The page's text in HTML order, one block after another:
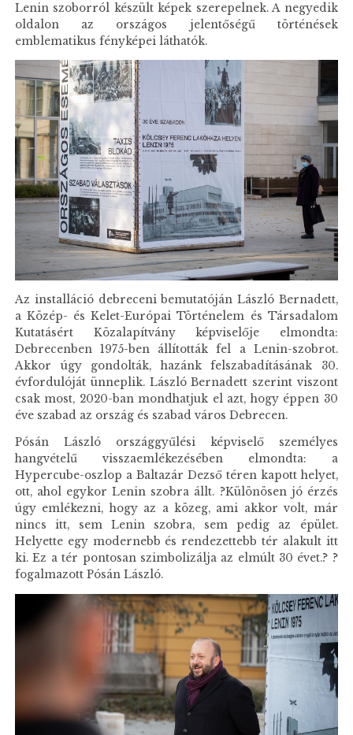
Lenin szoborról készült képek szerepelnek. A negyedik
oldalon az országos jelentőségű történések
emblematikus fényképei láthatók.
Az installáció debreceni bemutatóján László Bernadett,
a Közép- és Kelet-Európai Történelem és Társadalom
Kutatásért Közalapítvány képviselője elmondta:
Debrecenben 1975-ben állították fel a Lenin-szobrot.
Akkor úgy gondolták, hazánk felszabadításának 30.
évfordulóját ünneplik. László Bernadett szerint viszont
csak most, 2020-ban mondhatjuk el azt, hogy éppen 30
éve szabad az ország és szabad város Debrecen.
Pósán László országgyűlési képviselő személyes
hangvételű visszaemlékezésében elmondta: a
Hypercube-oszlop a Baltazár Dezső téren kapott helyet,
ott, ahol egykor Lenin szobra állt. ?Különösen jó érzés
úgy emlékezni, hogy az a közeg, ami akkor volt, már
nincs itt, sem Lenin szobra, sem pedig az épület.
Helyette egy modernebb és rendezettebb tér alakult itt
ki. Ez a tér pontosan szimbolizálja az elmúlt 30 évet.? ?
fogalmazott Pósán László.